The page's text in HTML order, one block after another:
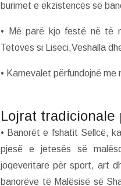
burimet e ekzistencës së
• Më parë kjo festë në të
Tetovës si Liseci,Veshalla
• Karnevalet përfundojnë
Lojrat
• Banorët e fshatit Sellcë,
pjesë e jetesës së
joqeveritare për sport, art
banorëve të Malësisë së